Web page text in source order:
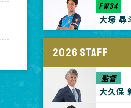
FW34
大塚 尋
2026 STAFF
監督
大久保